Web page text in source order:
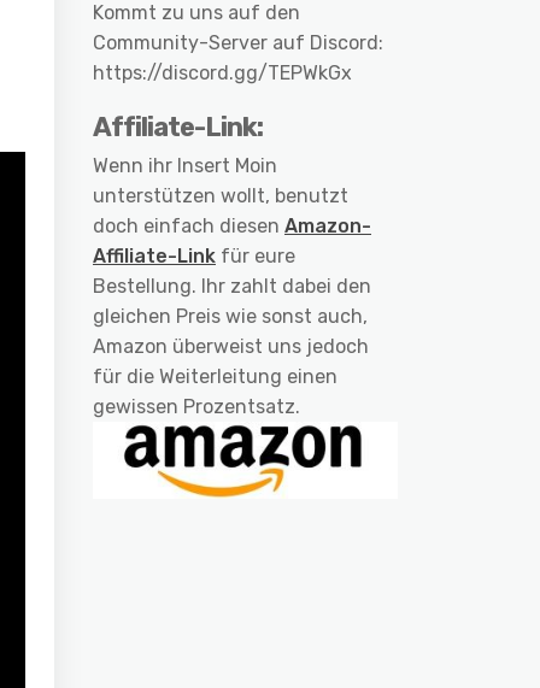
Kommt zu uns auf den
Community-Server auf Discord:
https://discord.gg/TEPWkGx
Affiliate-Link:
Wenn ihr Insert Moin
unterstützen wollt, benutzt
doch einfach diesen Amazon-
Affiliate-Link für eure
Bestellung. Ihr zahlt dabei den
gleichen Preis wie sonst auch,
Amazon überweist uns jedoch
für die Weiterleitung einen
gewissen Prozentsatz.